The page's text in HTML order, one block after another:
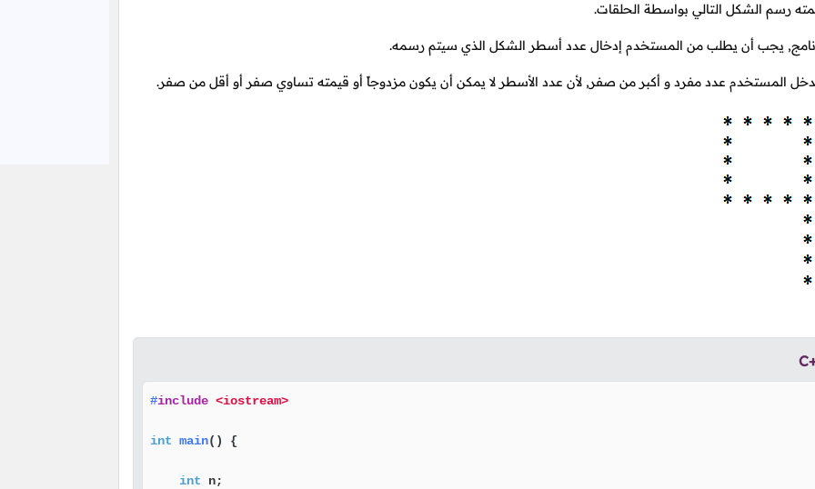
رسم الشكل التالي بواسطة الحلقات.
يجب أن يطلب من المستخدم إدخال عدد أسطر الشكل الذي سيتم رسمه.
المستخدم عدد مفرد و أكبر من صفر, لأن عدد الأسطر لا يمكن أن يكون مزدوجاً أو قيمته تساوي صفر أو أقل من صفر.
#include <iostream>
int main() {
int n;